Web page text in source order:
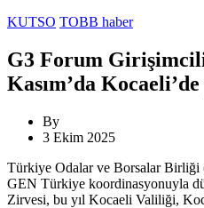
Categories
KUTSO TOBB haber
G3 Forum
Kasım’da
By
3 Ekim 2025
Türkiye Odalar ve Borsalar
GEN Türkiye koordinasyonuyla
Zirvesi, bu yıl Kocaeli Valiliği,